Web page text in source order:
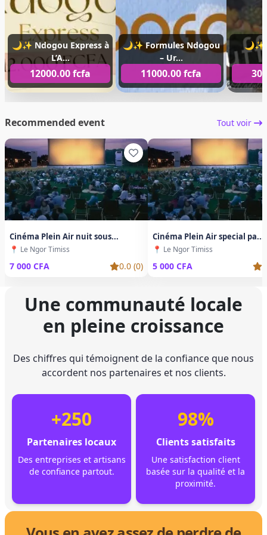
🌙✨ Ndogou Express à
L’A...
12000.00 fcfa
🌙✨ Formules Ndogou
– Ur...
11000.00 fcfa
🌙✨
Recommended event Tout voir
Cinéma Plein Air nuit sous...
📍 Le Ngor Timiss
7 000 CFA 0.0 (0)
Cinéma Plein Air special pa...
📍 Le Ngor Timiss
5 000 CFA
Une communauté locale
en pleine croissance
Des chiffres qui témoignent de la confiance que nous
accordent nos partenaires et nos clients.
+250
Partenaires locaux
Des entreprises et artisans
de confiance partout.
98%
Clients satisfaits
Une satisfaction client
basée sur la qualité et la
proximité.